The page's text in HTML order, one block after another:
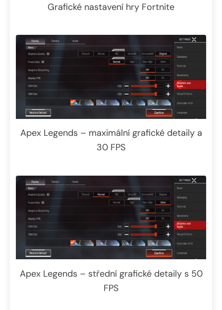
Grafické nastavení hry Fortnite
Apex Legends – maximální grafické detaily a
30 FPS
Apex Legends – střední grafické detaily s 50
FPS